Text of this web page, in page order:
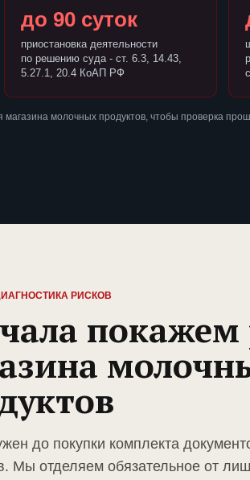
до 90 суток
приостановка деятельности
по решению суда - ст. 6.3, 14.43,
5.27.1, 20.4 КоАП РФ
молочных продуктов, чтобы проверка
РИСКОВ
покажем
до покупки комплекта
Мы отделяем обязательное от